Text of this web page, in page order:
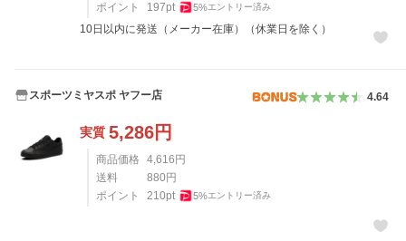
ポイント 197pt 5%エントリー済み
10日以内に発送（メーカー在庫）（休業日を除く）
スポーツミヤスポ ヤフー店 4.64
実質 5,286円
商品価格 4,616 円
送料
880 円
ポイント
210pt 5%エントリー済み